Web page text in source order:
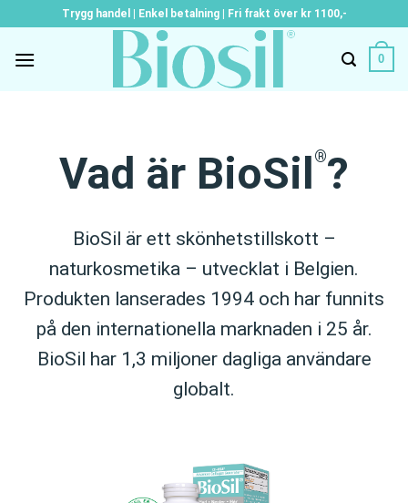
to
content
Trygg handel | Enkel betalning | Fri frakt över kr 1100,-
0
Vad är BioSil®?
BioSil är ett skönhetstillskott –
naturkosmetika – utvecklat i Belgien.
Produkten lanserades 1994 och har funnits
på den internationella marknaden i 25 år.
BioSil har 1,3 miljoner dagliga användare
globalt.